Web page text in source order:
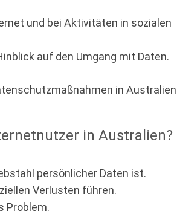
und bei Aktivitäten in sozialen
auf den Umgang mit Daten.
in Australien
in Australien?
persönlicher Daten ist.
Verlusten führen.
Problem.